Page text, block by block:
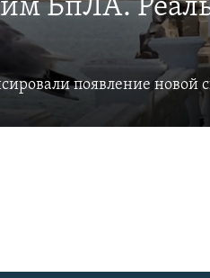
БпЛА.
появление новой